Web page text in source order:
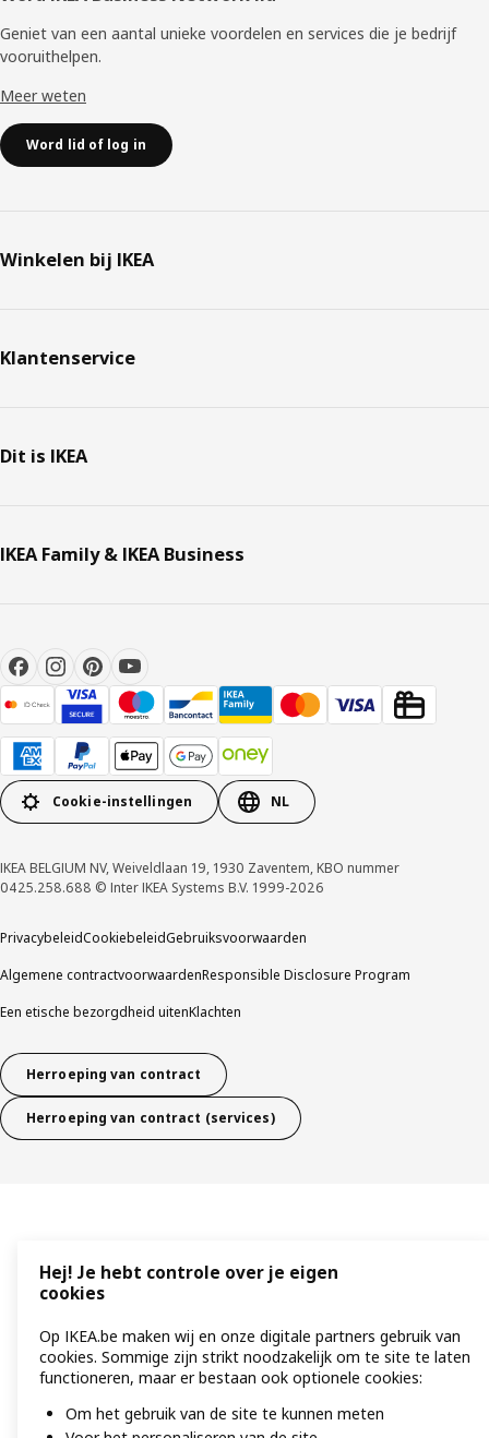
Geniet van een aantal unieke voordelen en services die je bedrijf
vooruithelpen. ​
Meer weten
Word lid of log in
Winkelen bij IKEA
Klantenservice
Dit is IKEA
IKEA Family & IKEA Business
Cookie-instellingen NL
IKEA BELGIUM NV, Weiveldlaan 19, 1930 Zaventem, KBO nummer
0425.258.688 © Inter IKEA Systems B.V. 1999-2026
PrivacybeleidCookiebeleidGebruiksvoorwaarden
Algemene contractvoorwaardenResponsible Disclosure Program
Een etische bezorgdheid uitenKlachten
Herroeping van contract
Herroeping van contract (services)
Hej! Je hebt controle over je eigen
cookies
Op IKEA.be maken wij en onze digitale partners gebruik van
cookies. Sommige zijn strikt noodzakelijk om te site te laten
functioneren, maar er bestaan ook optionele cookies:
Om het gebruik van de site te kunnen meten